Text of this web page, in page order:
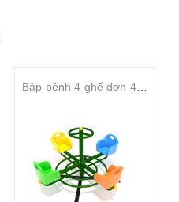
Bập bênh 4 ghế đơn 4 hướng